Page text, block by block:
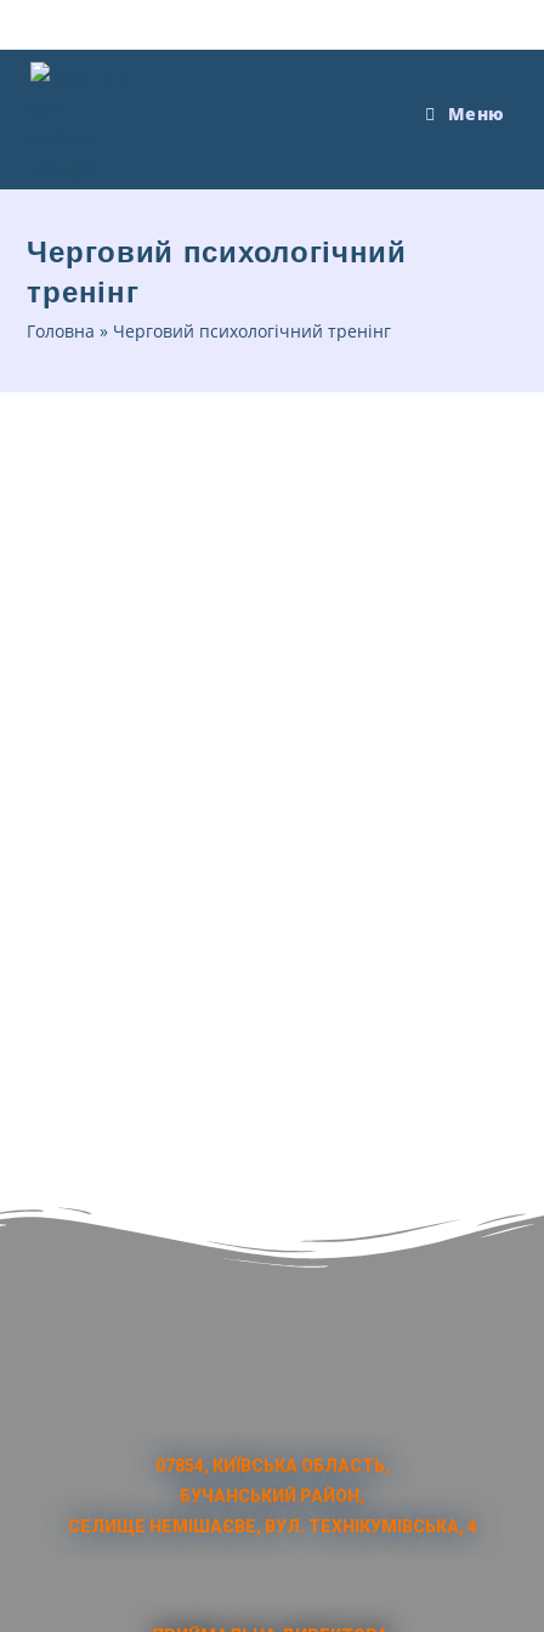
Меню
Черговий психологічний
тренінг
Головна » Черговий психологічний тренінг
07854, КИЇВСЬКА ОБЛАСТЬ,
БУЧАНСЬКИЙ РАЙОН,
СЕЛИЩЕ НЕМІШАЄВЕ, ВУЛ. ТЕХНІКУМІВСЬКА, 4